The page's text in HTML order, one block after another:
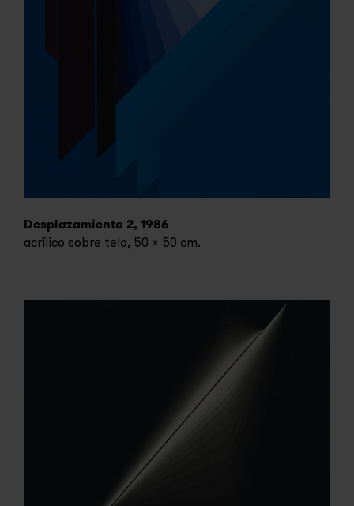
Desplazamiento 2, 1986
acrílico sobre tela, 50 x 50 cm.